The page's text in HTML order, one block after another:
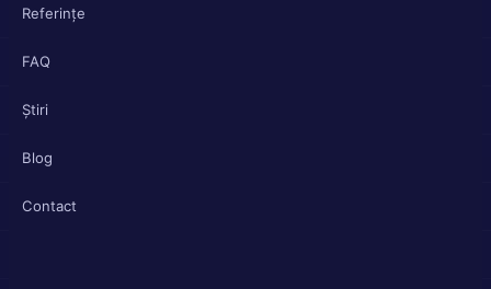
Referințe
FAQ
Știri
Blog
Contact